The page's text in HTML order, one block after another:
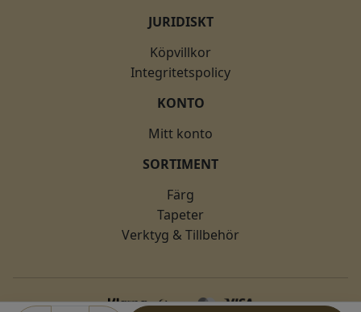
JURIDISKT
Köpvillkor
Integritetspolicy
KONTO
Mitt konto
SORTIMENT
Färg
Tapeter
Verktyg & Tillbehör